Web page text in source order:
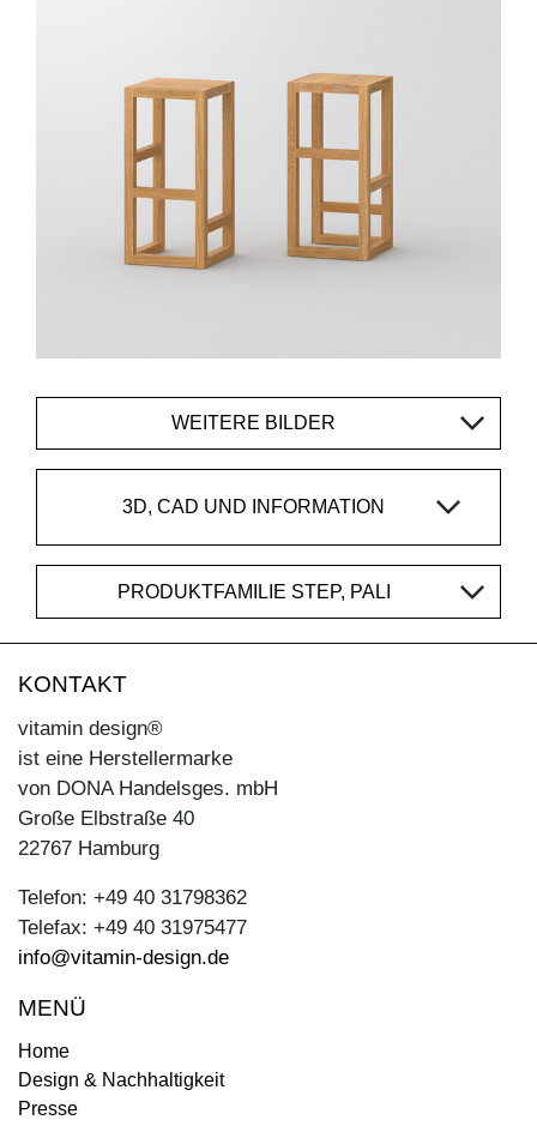
WEITERE BILDER
3D, CAD UND INFORMATION
PRODUKTFAMILIE STEP, PALI
KONTAKT
vitamin design®
ist eine Herstellermarke
von DONA Handelsges. mbH
Große Elbstraße 40
22767 Hamburg
Telefon: +49 40 31798362
Telefax: +49 40 31975477
info@vitamin-design.de
MENÜ
Home
Design & Nachhaltigkeit
Presse